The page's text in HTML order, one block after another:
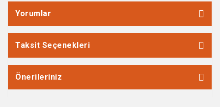
Yorumlar
Taksit Seçenekleri
Önerileriniz